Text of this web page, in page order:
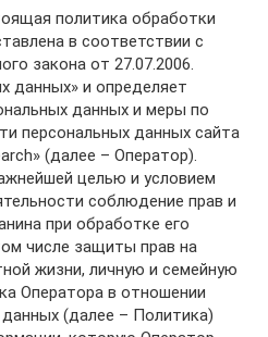
политика обработки
в соответствии с
закона от 27.07.2006.
данных» и определяет
данных и меры по
персональных данных сайта
(далее – Оператор).
целью и условием
соблюдение прав и
при обработке его
числе защиты прав на
жизни, личную и семейную
Оператора в отношении
(далее – Политика)